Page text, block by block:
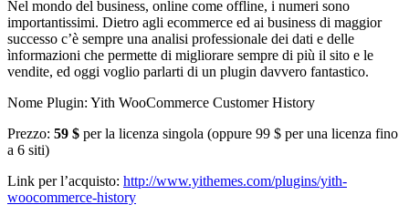
Nel mondo del business, online come offline, i numeri sono
importantissimi. Dietro agli ecommerce ed ai business di maggior
successo c’è sempre una analisi professionale dei dati e delle
ìnformazioni che permette di migliorare sempre di più il sito e le
vendite, ed oggi voglio parlarti di un plugin davvero fantastico.
Nome Plugin: Yith WooCommerce Customer History
Prezzo: 59 $ per la licenza singola (oppure 99 $ per una licenza fino
a 6 siti)
Link per l’acquisto: http://www.yithemes.com/plugins/yith-
woocommerce-history